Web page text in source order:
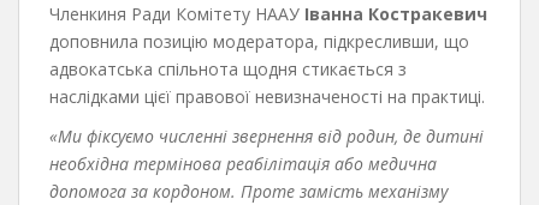
Членкиня Ради Комітету НААУ Іванна Костракевич
доповнила позицію модератора, підкресливши, що
адвокатська спільнота щодня стикається з
наслідками цієї правової невизначеності на практиці.
«Ми фіксуємо численні звернення від родин, де дитині
необхідна термінова реабілітація або медична
допомога за кордоном. Проте замість механізму